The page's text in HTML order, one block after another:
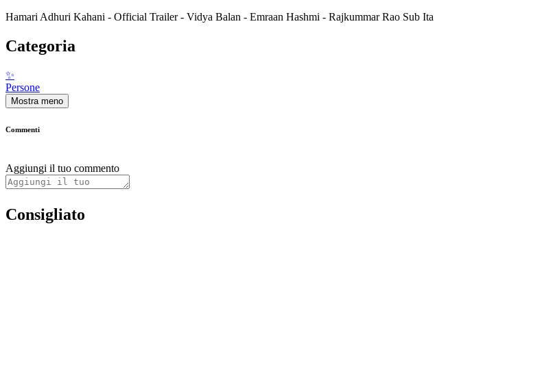
Hamari Adhuri Kahani - Official Trailer - Vidya Balan - Emraan Hashmi - Rajkummar Rao Sub Ita
Categoria
✨
Persone
Mostra meno
Commenti
Aggiungi il tuo commento
Consigliato